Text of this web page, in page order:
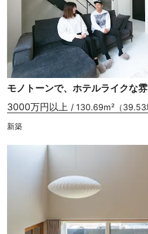
モノトーンで、ホテルライクな
3000万円以上 / 130.69m²（39.53
新築